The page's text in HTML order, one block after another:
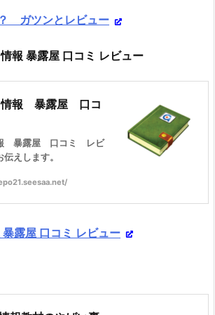
ガツンとレビュー
暴露屋 口コミ レビュー
報 暴露屋 口コ
暴露屋 口コミ レビ
えします。
露屋 口コミ レビュー